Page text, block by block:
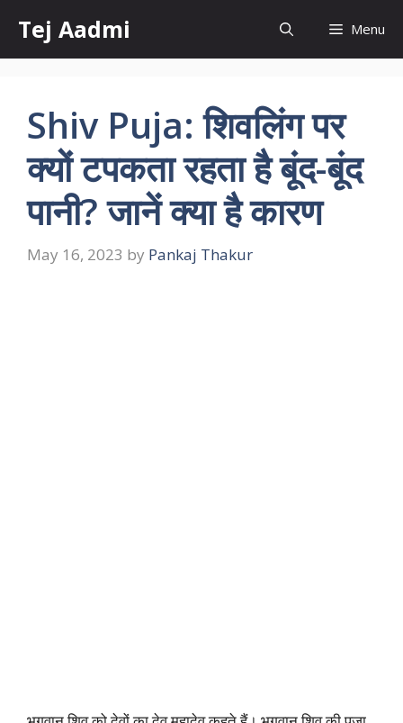
content
Tej Aadmi Menu
Shiv Puja: शिवलिंग पर
क्यों टपकता रहता है बूंद-बूंद
पानी? जानें क्या है कारण
May 16, 2023 by Pankaj Thakur